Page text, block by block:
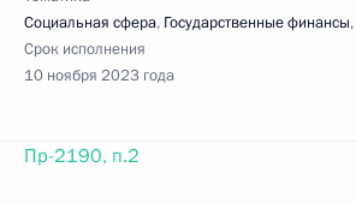
Социальная сфера, Государственные финансы,
Срок исполнения
10 ноября 2023 года
Пр-2190, п.2